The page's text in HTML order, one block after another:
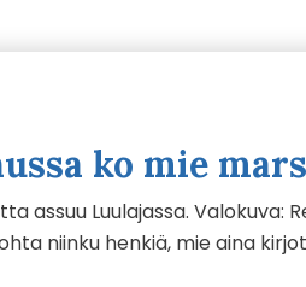
ko mie
assuu Luulajassa. Valokuva:
niinku henkiä, mie aina